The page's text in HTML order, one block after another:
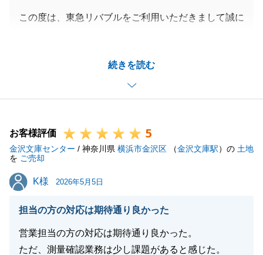
続きを読む
この度は、東急リバブルをご利用いただきまして誠に
ただきありがとうございます。
最終的にご満足頂く場所をお選びいただけたこと、私
も嬉しく思っております。
ご連絡頂けますと幸いです。
これからも変わらぬご愛顧を賜りますようお願い致し
ます。
閉じる
お客様評価 5
金沢文庫センター / 神奈川県 横浜市金沢区 （金沢文庫駅）の 土地
を ご売却
K様
K様 2026年5月5日
担当の方の対応は期待通り良かった
営業担当の方の対応は期待通り良かった。
ただ、測量確認業務は少し課題があると感じた。